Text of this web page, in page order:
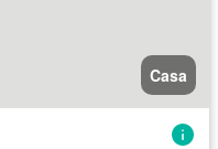
Casa